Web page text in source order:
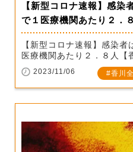
【新型コロナ速報】感
で１医療機関あたり２．
【新型コロナ速報】感染
医療機関あたり２．８人【
2023/11/06 香川